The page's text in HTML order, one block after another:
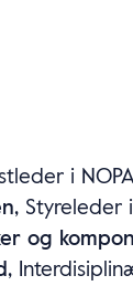
i
Styreleder
og